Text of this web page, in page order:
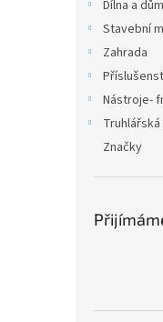
Dílna a dům
Stavební
Zahrada
Nástroje-
Truhlářská
Značky